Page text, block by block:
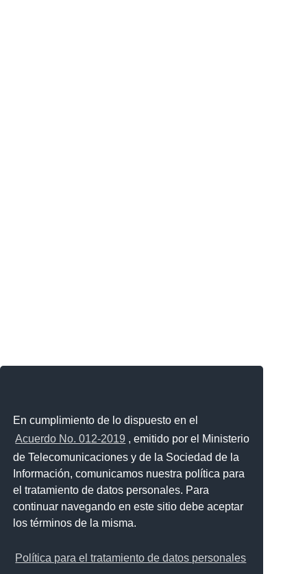
En cumplimiento de lo dispuesto en el
Acuerdo No. 012-2019 , emitido por el Ministerio
de Telecomunicaciones y de la Sociedad de la
Información, comunicamos nuestra política para
el tratamiento de datos personales. Para
continuar navegando en este sitio debe aceptar
los términos de la misma.
Política para el tratamiento de datos personales